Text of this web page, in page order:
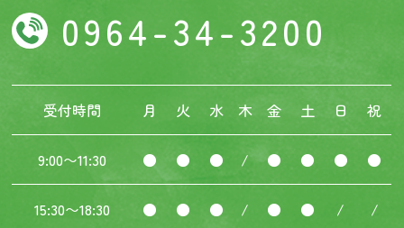
0964-34-3200
受付時間 月 火 水 木 金 土 日 祝
9:00〜11:30 ● ● ● / ● ● ● ●
15:30〜18:30 ● ● ● / ● ● / /